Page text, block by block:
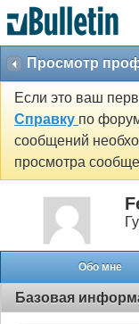
Просмотр
Если это ваш
Справку по
сообщений
просмотра
Обо мне
Базовая